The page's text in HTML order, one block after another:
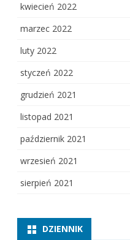
kwiecień 2022
marzec 2022
luty 2022
styczeń 2022
grudzień 2021
listopad 2021
październik 2021
wrzesień 2021
sierpień 2021
DZIENNIK